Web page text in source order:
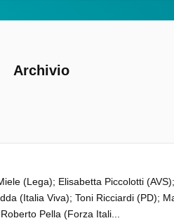
Archivio
(Lega); Elisabetta Piccolotti
(Italia Viva); Toni Ricciardi (PD);
Pella (Forza Itali...